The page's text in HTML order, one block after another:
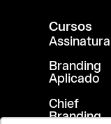
Cursos
Assinatura
Branding
Aplicado
Chief
Branding